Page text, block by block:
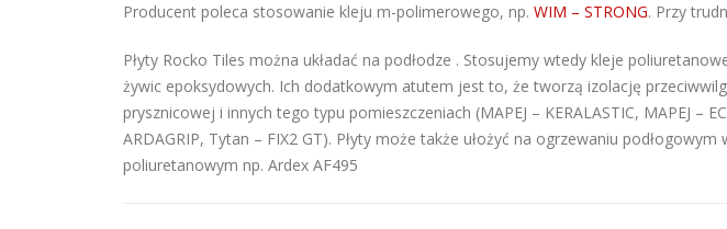
Producent poleca stosowanie kleju m-polimerowego, np. WIM – STRONG. Przy
Płyty Rocko Tiles można układać na podłodze . Stosujemy wtedy kleje
żywic epoksydowych. Ich dodatkowym atutem jest to, że tworzą izolację
prysznicowej i innych tego typu pomieszczeniach (MAPEJ – KERALASTIC, MAPEJ –
ARDAGRIP, Tytan – FIX2 GT). Płyty może także ułożyć na ogrzewaniu
poliuretanowym np. Ardex AF495